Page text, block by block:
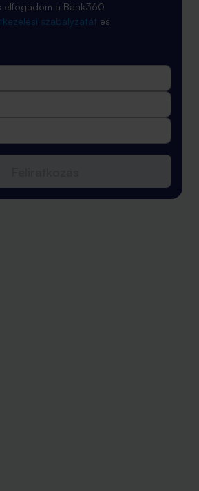
elfogadom a Bank360
szabályzatát és